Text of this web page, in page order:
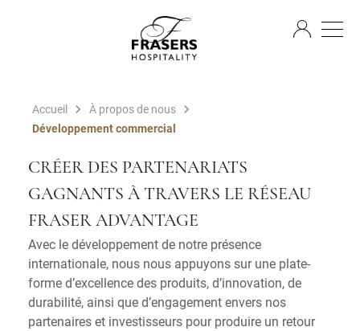
Accueil
À propos de nous
Développement commercial
CRÉER DES PARTENARIATS
GAGNANTS À TRAVERS LE RÉSEAU
FRASER ADVANTAGE
Avec le développement de notre présence
internationale, nous nous appuyons sur une plate-
forme d’excellence des produits, d’innovation, de
durabilité, ainsi que d’engagement envers nos
partenaires et investisseurs pour produire un retour